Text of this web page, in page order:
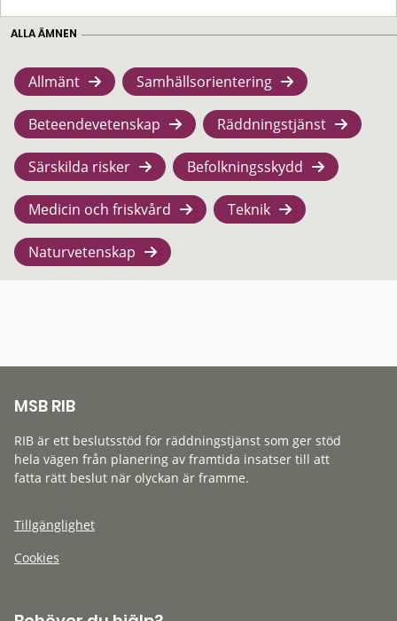
ALLA ÄMNEN
Allmänt Samhällsorientering
Beteendevetenskap Räddningstjänst
Särskilda risker Befolkningsskydd
Medicin och friskvård Teknik
Naturvetenskap
MSB RIB
RIB är ett beslutsstöd för räddningstjänst som ger stöd
hela vägen från planering av framtida insatser till att
fatta rätt beslut när olyckan är framme.
Tillgänglighet
Cookies